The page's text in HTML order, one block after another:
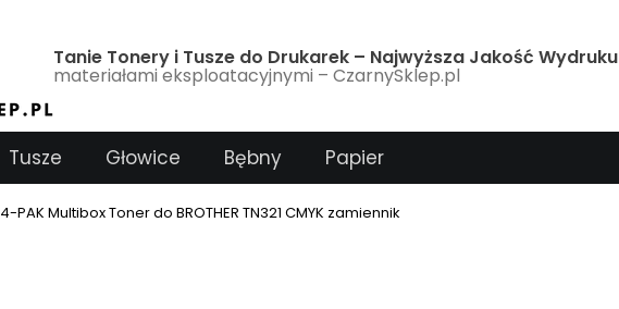
Tanie Tonery i Tusze do Drukarek – Najwyższa Jakość Wydruku
materiałami eksploatacyjnymi – CzarnySklep.pl
Tusze Głowice Bębny Papier
4-PAK Multibox Toner do BROTHER TN321 CMYK zamiennik